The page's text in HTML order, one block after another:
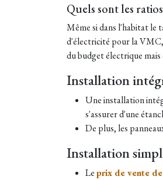
Quels sont les
Même si dans l'habitat le
d'électricité pour la VMC,
du budget électrique
Installation
Une installation
s'assurer d'une
De plus, les
Installation
Leprix de vente